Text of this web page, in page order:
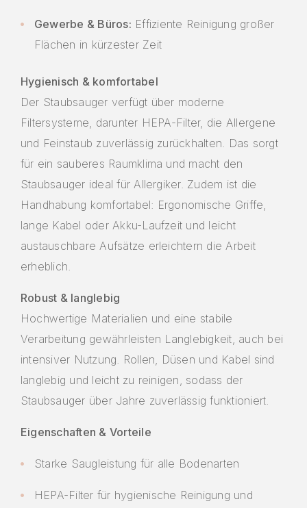
Gewerbe & Büros: Effiziente Reinigung großer
Flächen in kürzester Zeit
Hygienisch & komfortabel
Der Staubsauger verfügt über moderne
Filtersysteme, darunter HEPA-Filter, die Allergene
und Feinstaub zuverlässig zurückhalten. Das sorgt
für ein sauberes Raumklima und macht den
Staubsauger ideal für Allergiker. Zudem ist die
Handhabung komfortabel: Ergonomische Griffe,
lange Kabel oder Akku-Laufzeit und leicht
austauschbare Aufsätze erleichtern die Arbeit
erheblich.
Robust & langlebig
Hochwertige Materialien und eine stabile
Verarbeitung gewährleisten Langlebigkeit, auch bei
intensiver Nutzung. Rollen, Düsen und Kabel sind
langlebig und leicht zu reinigen, sodass der
Staubsauger über Jahre zuverlässig funktioniert.
Eigenschaften & Vorteile
Starke Saugleistung für alle Bodenarten
HEPA-Filter für hygienische Reinigung und